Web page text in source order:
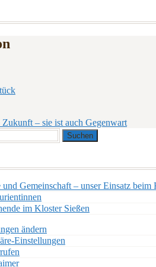
– sie ist auch Gegenwart
Gemeinschaft – unser Einsatz beim
im Kloster Sießen
ändern
Einstellungen